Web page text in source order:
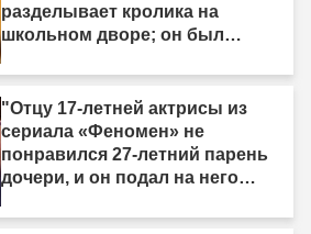
разделывает кролика на
школьном дворе; он был
"Отцу 17-летней актрисы из
сериала «Феномен» не
понравился 27-летний парень
дочери, и он подал на него